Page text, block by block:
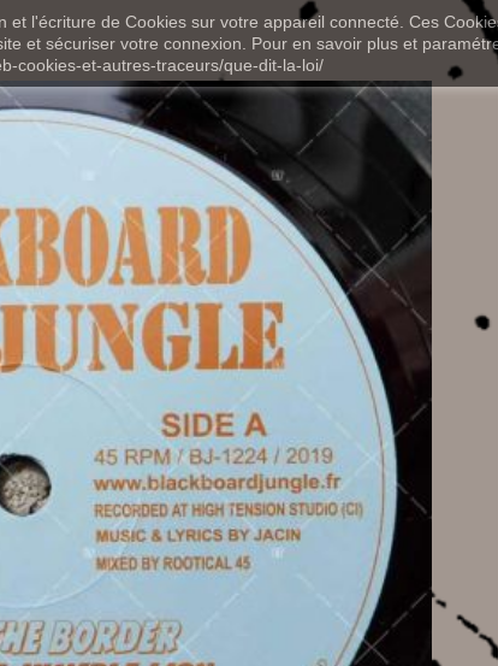
et l'écriture de Cookies sur votre appareil connecté. Ces
et sécuriser votre connexion. Pour en savoir plus et
cookies-et-autres-traceurs/que-dit-la-loi/